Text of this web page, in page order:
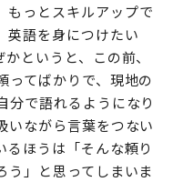
もっとスキルアップで
英語を身につけたい
というと、この前、
ってばかりで、現地の
分で語れるようになり
ながら言葉をつない
るほうは「そんな頼り
う」と思ってしまいま